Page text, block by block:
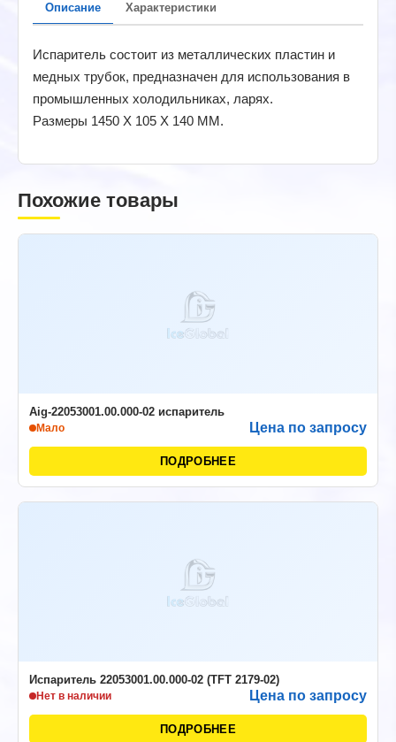
Описание Характеристики
Испаритель состоит из металлических пластин и
медных трубок, предназначен для использования в
промышленных холодильниках, ларях.
Размеры 1450 Х 105 Х 140 ММ.
Похожие товары
Aig-22053001.00.000-02 испаритель
Мало Цена по запросу
ПОДРОБНЕЕ
Испаритель 22053001.00.000-02 (TFT 2179-02)
Нет в наличии Цена по запросу
ПОДРОБНЕЕ